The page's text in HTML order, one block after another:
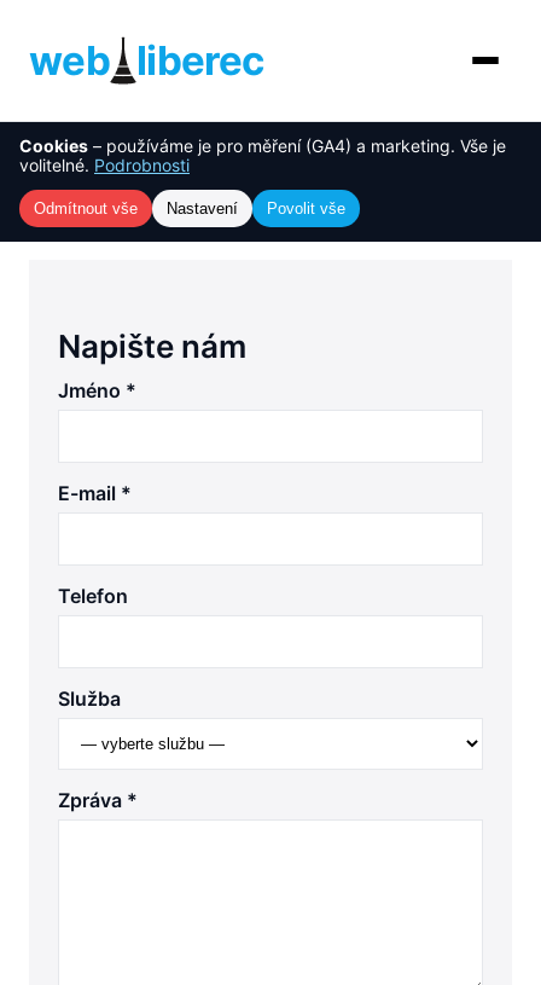
web liberec
O nás
Služby
NOVINKA
Reference
Kontakt
Cookies – používáme je pro měření (GA4) a marketing. Vše je
volitelné. Podrobnosti
Odmítnout vše Nastavení Povolit vše
Úvod› Kontakt
Kontakt
Napište nám
Jméno *
E-mail *
Telefon
Služba
Zpráva *